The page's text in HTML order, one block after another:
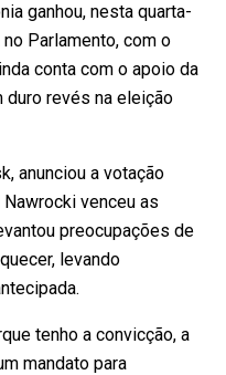
ganhou, nesta quarta-
Parlamento, com o
conta com o apoio da
duro revés na eleição
anunciou a votação
venceu as
preocupações de
levando
tenho a convicção, a
mandato para